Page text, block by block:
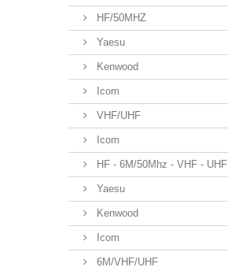
HF/50MHZ
Yaesu
Kenwood
Icom
VHF/UHF
Icom
HF - 6M/50Mhz - VHF - UHF
Yaesu
Kenwood
Icom
6M/VHF/UHF